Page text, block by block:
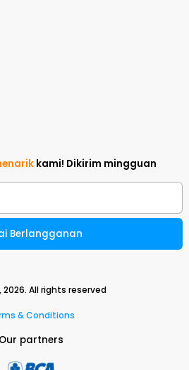
kami! Dikirim mingguan
Berlangganan
2026. All rights reserved
& Conditions
Our partners